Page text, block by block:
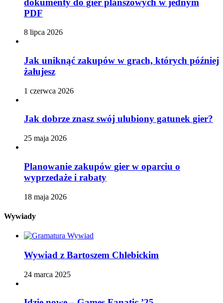
PDF
8 lipca 2026
Jak uniknąć zakupów w grach, których później
żałujesz
1 czerwca 2026
Jak dobrze znasz swój ulubiony gatunek gier?
25 maja 2026
Planowanie zakupów gier w oparciu o
wyprzedaże i rabaty
18 maja 2026
Wywiady
Wywiad z Bartoszem Chlebickim
24 marca 2025